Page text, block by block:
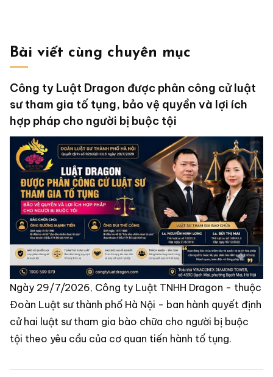
Bài viết cùng chuyên mục
Công ty Luật Dragon được phân công cử luật
sư tham gia tố tụng, bảo vệ quyền và lợi ích
hợp pháp cho người bị buộc tội
Ngày 29/7/2026, Công ty Luật TNHH Dragon - thuộc
Đoàn Luật sư thành phố Hà Nội - ban hành quyết định
cử hai luật sư tham gia bào chữa cho người bị buộc
tội theo yêu cầu của cơ quan tiến hành tố tụng.